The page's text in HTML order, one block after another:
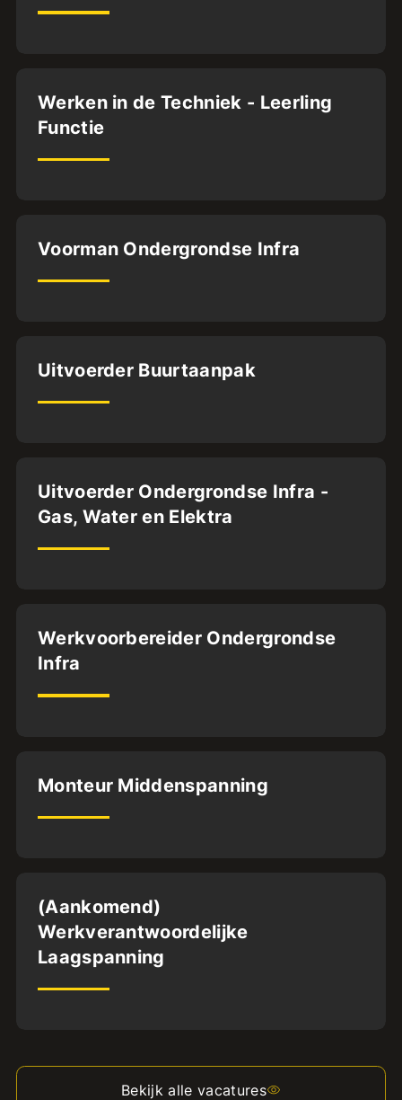
Dordrecht
VMBO
Werken in de Techniek - Leerling
Functie
Dordrecht
Voorman Ondergrondse Infra
Dordrecht
Uitvoerder Buurtaanpak
Dordrecht
MBO4
HBO
Uitvoerder Ondergrondse Infra -
Gas, Water en Elektra
Dordrecht
MBO4
Werkvoorbereider Ondergrondse
Infra
Oldenzaal
Monteur Middenspanning
Dordrecht
MBO4
32 uur
(Aankomend)
Werkverantwoordelijke
Laagspanning
Bekijk alle vacatures